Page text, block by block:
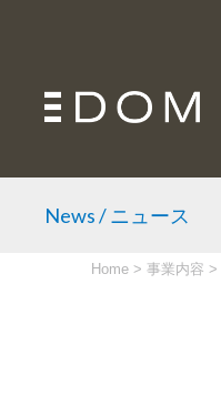
News / ニュース
Home > 事業内容 >